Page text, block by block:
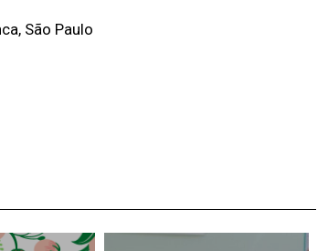
São Paulo